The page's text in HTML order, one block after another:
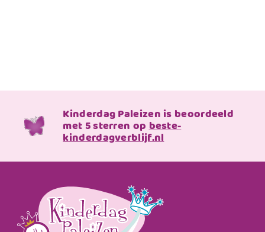
Kinderdag Paleizen is beoordeeld
met 5 sterren opbeste-
kinderdagverblijf.nl